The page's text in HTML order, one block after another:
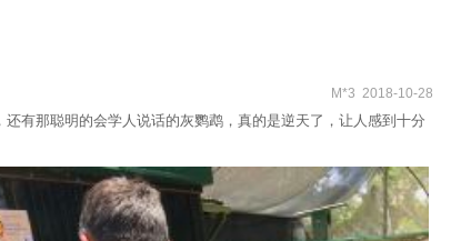
M*3 2018-10-28
有那聪明的会学人说话的灰鹦鹉，真的是逆天了，让人感到十分